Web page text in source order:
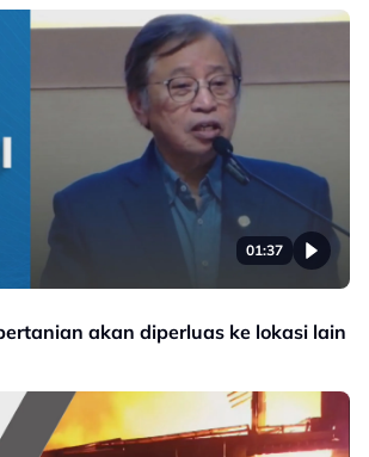
01:37
akan diperluas ke lokasi lain